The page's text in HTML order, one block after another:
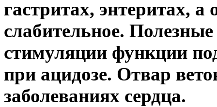
гастритах, энтеритах,
слабительное.
стимуляции функции
при ацидозе. Отвар
заболеваниях сердца.